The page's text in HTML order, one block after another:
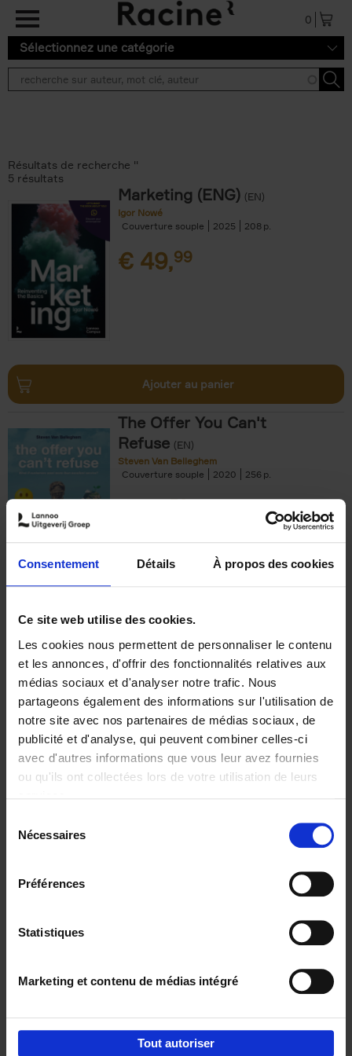
Consentement Détails À propos des cookies
Ce site web utilise des cookies.
Les cookies nous permettent de personnaliser le contenu
et les annonces, d'offrir des fonctionnalités relatives aux
médias sociaux et d'analyser notre trafic. Nous
partageons également des informations sur l'utilisation de
notre site avec nos partenaires de médias sociaux, de
publicité et d'analyse, qui peuvent combiner celles-ci
avec d'autres informations que vous leur avez fournies
ou qu'ils ont collectées lors de votre utilisation de leurs
Nécessaires
Préférences
Statistiques
Marketing et contenu de médias intégré
Tout autoriser
Aller au contenu principal
0
Sélectionnez une catégorie
Résultats de recherche ''
5 résultats
Marketing (ENG) (EN)
Igor Nowé
Couverture souple
2025 208
€ 49,99
Ajouter au panier
The Offer You Can't
Refuse (EN)
Steven Van Belleghem
Couverture souple
2020 256
€37,50
Building Bonds = Building
Business
Jochen Roef Jozefien De Feyter
Carolien Boom
Couverture souple
2025 200
€29,99
Digital marketing like a PRO -
completely revised edition (EN)